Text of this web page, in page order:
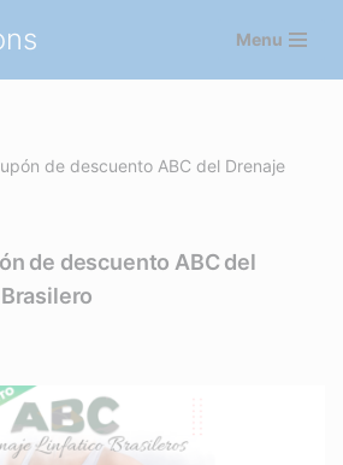
Menu
de descuento ABC del Drenaje
de descuento ABC del